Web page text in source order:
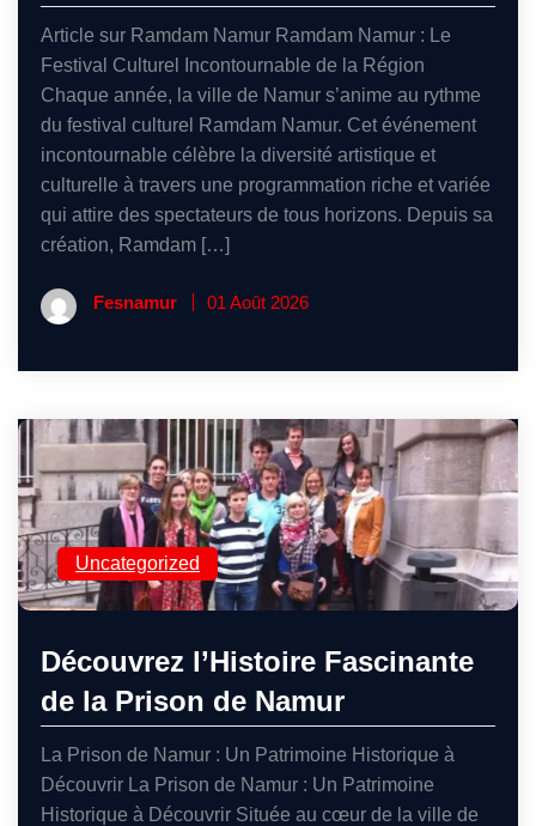
Article sur Ramdam Namur Ramdam Namur : Le
Festival Culturel Incontournable de la Région
Chaque année, la ville de Namur s’anime au rythme
du festival culturel Ramdam Namur. Cet événement
incontournable célèbre la diversité artistique et
culturelle à travers une programmation riche et variée
qui attire des spectateurs de tous horizons. Depuis sa
création, Ramdam […]
Fesnamur 01 Août 2026
Uncategorized
Découvrez l’Histoire Fascinante
de la Prison de Namur
La Prison de Namur : Un Patrimoine Historique à
Découvrir La Prison de Namur : Un Patrimoine
Historique à Découvrir Située au cœur de la ville de